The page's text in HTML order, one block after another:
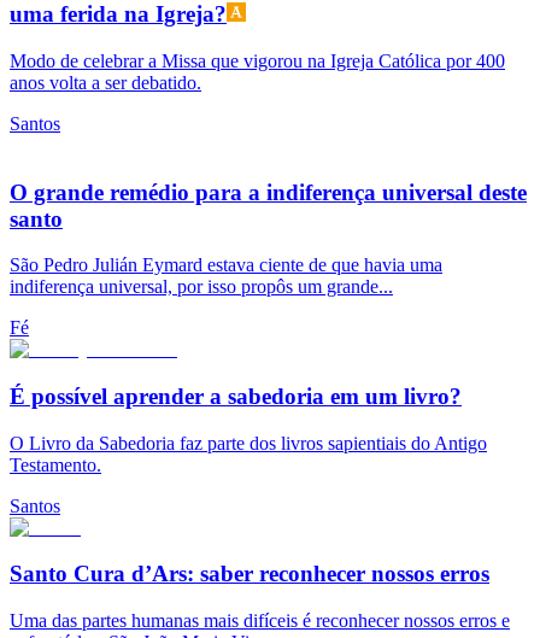
uma ferida na Igreja?
Modo de celebrar a Missa que vigorou na Igreja Católica por 400
anos volta a ser debatido.
Santos
O grande remédio para a indiferença universal deste
santo
São Pedro Julián Eymard estava ciente de que havia uma
indiferença universal, por isso propôs um grande...
Fé
É possível aprender a sabedoria em um livro?
O Livro da Sabedoria faz parte dos livros sapientiais do Antigo
Testamento.
Santos
Santo Cura d’Ars: saber reconhecer nossos erros
Uma das partes humanas mais difíceis é reconhecer nossos erros e